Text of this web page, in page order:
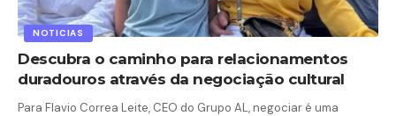
NOTICIAS
Descubra o caminho para relacionamentos
duradouros através da negociação cultural
Para Flavio Correa Leite, CEO do Grupo AL, negociar é uma